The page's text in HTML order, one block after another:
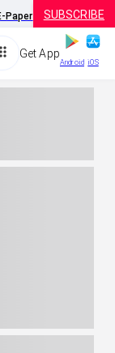
Paper SUBSCRIBE
Get App
Android iOS